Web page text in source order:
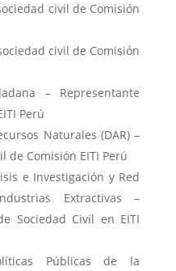
civil de Comisión
civil de Comisión
– Representante
Perú
Naturales (DAR) –
de Comisión EITI Perú
e Investigación y Red
Extractivas –
Sociedad Civil en EITI
Públicas de la